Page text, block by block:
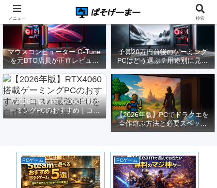
マウスコンピューター G-Tune
を元BTO店員が正直レビュー
｜実際どうなの？
予算20万円前後のゲーミング
PCはどう選ぶ？用途別に見る
構成と注意点【2026年版】
【2026年版】RTX4060搭載ゲ
ーミングPCのおすすめ｜コス
パ最強GPUを自作勢が徹底解
【2026年版】PCでドラクエを
全作遊ぶ方法と必要スペック
｜FF14勢がまとめてみた
PCゲーム PCゲーム
メニュー 検索